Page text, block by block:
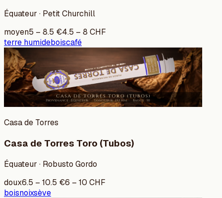
Équateur · Petit Churchill
moyen5 – 8.5 €4.5 – 8 CHF
terre humideboiscafé
Casa de Torres
Casa de Torres Toro (Tubos)
Équateur · Robusto Gordo
doux6.5 – 10.5 €6 – 10 CHF
boisnoixsève